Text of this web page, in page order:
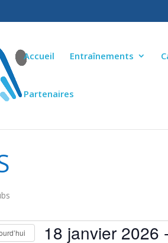
Accueil Entraînements
Partenaires
18 janvier 2026 -